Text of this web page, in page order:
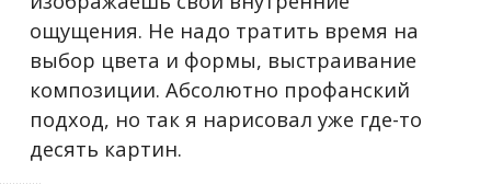
ощущения. Не надо тратить время на
выбор цвета и формы, выстраивание
композиции. Абсолютно профанский
подход, но так я нарисовал уже где-то
десять картин.